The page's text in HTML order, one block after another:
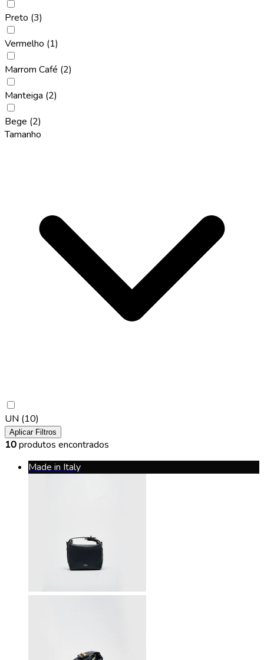
Preto (3)
Vermelho (1)
Marrom Café (2)
Manteiga (2)
Bege (2)
Tamanho
UN (10)
Aplicar Filtros
10produtos encontrados